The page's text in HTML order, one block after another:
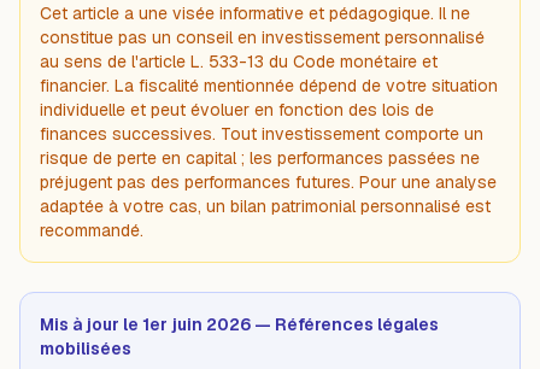
Cet article a une visée informative et pédagogique. Il ne
constitue pas un conseil en investissement personnalisé
au sens de l'article L. 533-13 du Code monétaire et
financier. La fiscalité mentionnée dépend de votre situation
individuelle et peut évoluer en fonction des lois de
finances successives. Tout investissement comporte un
risque de perte en capital ; les performances passées ne
préjugent pas des performances futures. Pour une analyse
adaptée à votre cas, un bilan patrimonial personnalisé est
recommandé.
Mis à jour le 1er juin 2026 — Références légales
mobilisées